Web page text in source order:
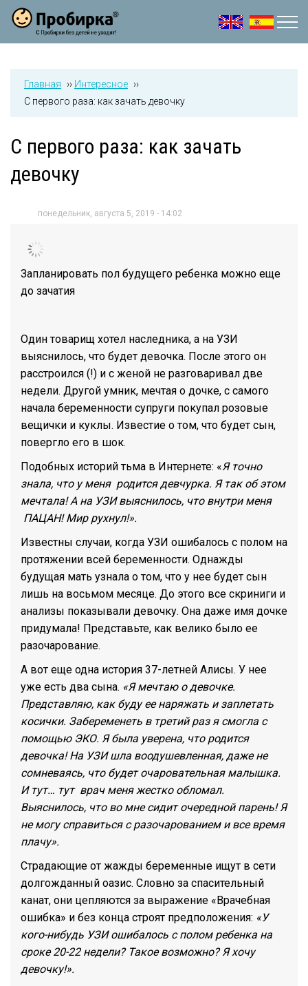
Jump to navigation
Главная ›› Интересное ››
С первого раза: как зачать девочку
С первого раза: как зачать
девочку
понедельник, августа 5, 2019 - 14:02
Запланировать пол будущего ребенка можно еще
до зачатия
Один товарищ хотел наследника, а на УЗИ
выяснилось, что будет девочка. После этого он
расстроился (!) и с женой не разговаривал две
недели. Другой умник, мечтая о дочке, с самого
начала беременности супруги покупал розовые
вещички и куклы. Известие о том, что будет сын,
повергло его в шок.
Подобных историй тьма в Интернете: «Я точно
знала, что у меня родится девчурка. Я так об этом
мечтала! А на УЗИ выяснилось, что внутри меня
ПАЦАН! Мир рухнул!».
Известны случаи, когда УЗИ ошибалось с полом на
протяжении всей беременности. Однажды
будущая мать узнала о том, что у нее будет сын
лишь на восьмом месяце. До этого все скриниги и
анализы показывали девочку. Она даже имя дочке
придумала! Представьте, как велико было ее
разочарование.
А вот еще одна история 37-летней Алисы. У нее
уже есть два сына. «Я мечтаю о девочке.
Представляю, как буду ее наряжать и заплетать
косички. Забеременеть в третий раз я смогла с
помощью ЭКО. Я была уверена, что родится
девочка! На УЗИ шла воодушевленная, даже не
сомневаясь, что будет очаровательная малышка.
И тут… тут врач меня жестко обломал.
Выяснилось, что во мне сидит очередной парень! Я
не могу справиться с разочарованием и все время
плачу».
Страдающие от жажды беременные ищут в сети
долгожданный оазис. Словно за спасительный
канат, они цепляются за выражение «Врачебная
ошибка» и без конца строят предположения: «У
кого-нибудь УЗИ ошибалось с полом ребенка на
сроке 20-22 недели? Такое возможно? Я хочу
девочку!».